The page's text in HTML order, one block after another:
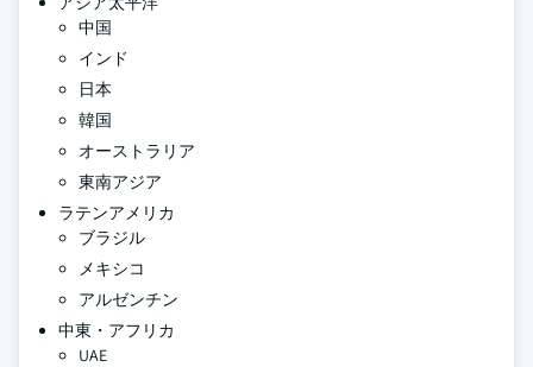
中国
インド
日本
韓国
オーストラリア
東南アジア
ラテンアメリカ
ブラジル
メキシコ
アルゼンチン
中東・アフリカ
UAE